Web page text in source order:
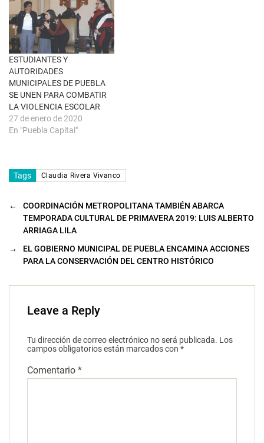
v
e
n
t
a
n
u
e
v
a
)
ESTUDIANTES Y
AUTORIDADES
MUNICIPALES DE PUEBLA
SE UNEN PARA COMBATIR
LA VIOLENCIA ESCOLAR
27 de enero de 2020
En "Puebla Capital"
Tags Claudia Rivera Vivanco
←
COORDINACIÓN METROPOLITANA TAMBIÉN ABARCA
TEMPORADA CULTURAL DE PRIMAVERA 2019: LUIS ALBERTO
ARRIAGA LILA
→
EL GOBIERNO MUNICIPAL DE PUEBLA ENCAMINA ACCIONES
PARA LA CONSERVACIÓN DEL CENTRO HISTÓRICO
Leave a Reply
Tu dirección de correo electrónico no será publicada. Los
campos obligatorios están marcados con *
Comentario *